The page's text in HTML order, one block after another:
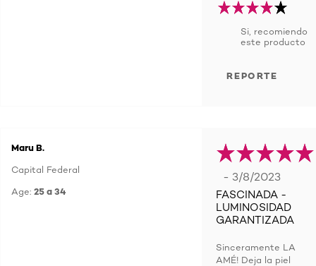
Si, recomiendo
este producto
REPORTE
Maru B.
Capital Federal
Age: 25 a 34
- 3/8/2023
FASCINADA -
LUMINOSIDAD
GARANTIZADA
Sinceramente LA
AMÉ! Deja la piel